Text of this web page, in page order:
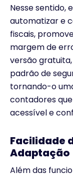
Nesse sentido,
automatizar e
fiscais,
margem de
versão
padrão de
tornando-o
contadores
acessível e
Facilidade
Adaptação
Além das